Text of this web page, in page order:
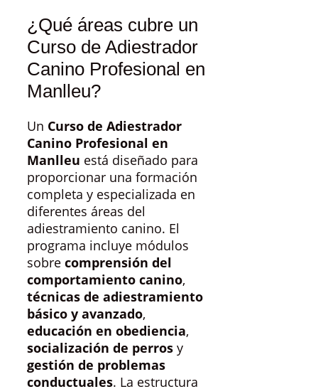
¿Qué áreas cubre un
Curso de Adiestrador
Canino Profesional en
Manlleu?
Un Curso de Adiestrador
Canino Profesional en
Manlleu está diseñado para
proporcionar una formación
completa y especializada en
diferentes áreas del
adiestramiento canino. El
programa incluye módulos
sobre comprensión del
comportamiento canino,
técnicas de adiestramiento
básico y avanzado,
educación en obediencia,
socialización de perros y
gestión de problemas
conductuales. La estructura